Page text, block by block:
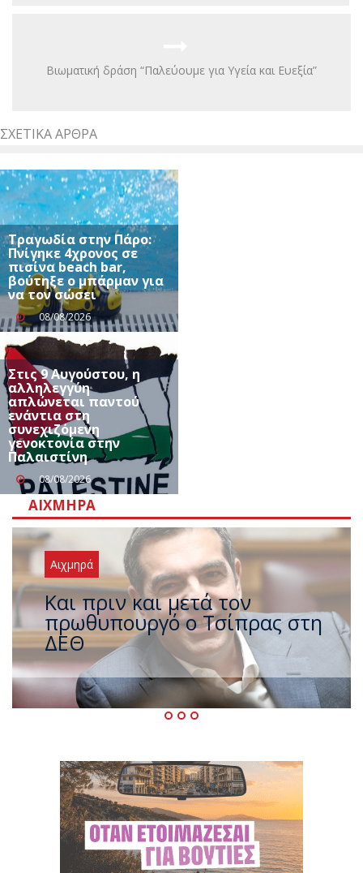
Bιωματική δράση “Παλεύουμε για Υγεία και Ευεξία”
ΣΧΕΤΙΚΆ ΆΡΘΡΑ
Τραγωδία στην Πάρο:
Πνίγηκε 4χρονος σε
πισίνα beach bar,
βούτηξε ο μπάρμαν για
να τον σώσει
08/08/2026
Στις 9 Αυγούστου, η
αλληλεγγύη
απλώνεται παντού
ενάντια στη
συνεχιζόμενη
γενοκτονία στην
Παλαιστίνη
08/08/2026
ΑΙΧΜΗΡΆ
Αιχμηρά
Έρχεται νέο ισχυρό κύμα
ζέστης με 40 βαθμούς Κελσίου
– Ο καιρός έως τον
Δεκαπενταύγουστο